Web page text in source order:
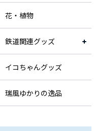
花・植物
鉄道関連グッズ
イコちゃんグッズ
瑞風ゆかりの逸品